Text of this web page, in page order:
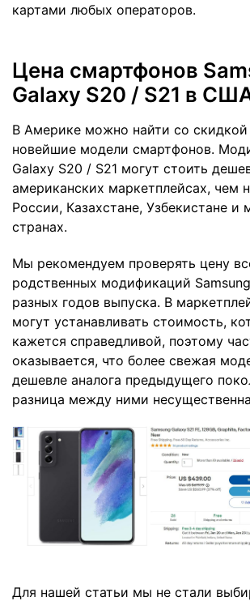
картами любых операторов.
Цена смартфонов
Galaxy S20 / S21 в
В Америке можно найти со
новейшие модели смартфонов.
Galaxy S20 / S21 могут стоить
американских маркетплейсах, чем
России, Казахстане, Узбекистане и
странах.
Мы рекомендуем проверять цену
родственных модификаций
разных годов выпуска. В
могут устанавливать стоимость,
кажется справедливой, поэтому
оказывается, что более свежая
дешевле аналога предыдущего
разница между ними
Для нашей статьи мы не стали